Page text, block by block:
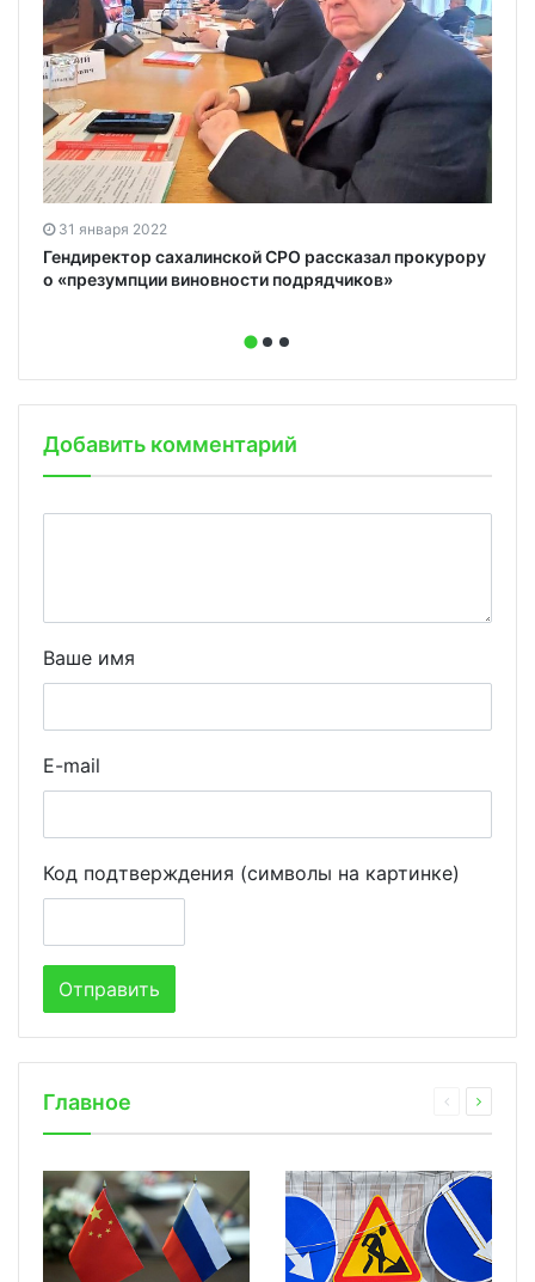
31 января 2022
Гендиректор сахалинской СРО рассказал прокурору
о «презумпции виновности подрядчиков»
Добавить комментарий
Ваше имя
E-mail
Код подтверждения (символы на картинке)
Главное